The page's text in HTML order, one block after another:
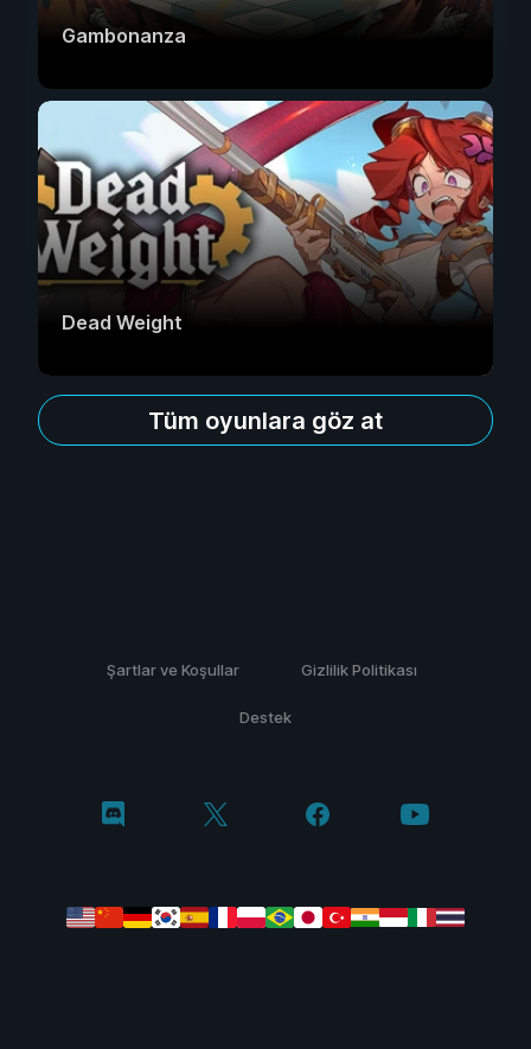
Gambonanza
Dead Weight
Tüm oyunlara göz at
Şartlar ve Koşullar Gizlilik Politikası
Destek